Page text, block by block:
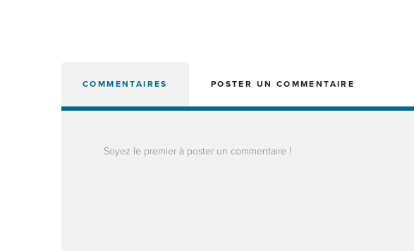
COMMENTAIRES POSTER UN COMMENTAIRE
Soyez le premier à poster un commentaire !